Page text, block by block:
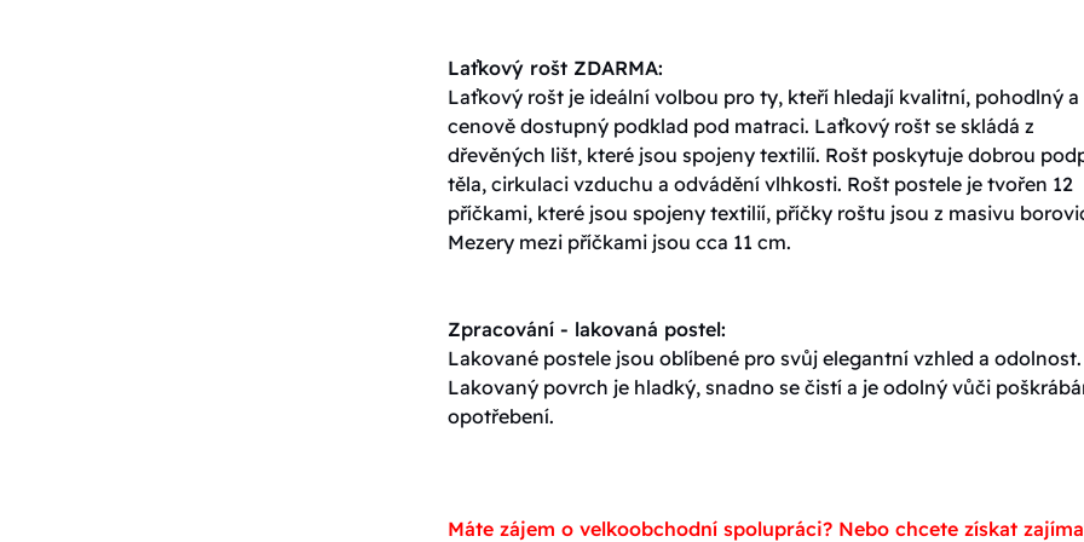
Laťkový rošt ZDARMA:
Laťkový rošt je ideální volbou pro ty, kteří hledají kvalitní, pohodlný a
cenově dostupný podklad pod matraci. Laťkový rošt se skládá z
dřevěných lišt, které jsou spojeny textilií. Rošt poskytuje dobrou
těla, cirkulaci vzduchu a odvádění vlhkosti. Rošt postele je tvořen 12
příčkami, které jsou spojeny textilií, příčky roštu jsou z masivu
Mezery mezi příčkami jsou cca 11 cm.
Zpracování - lakovaná postel:
Lakované postele jsou oblíbené pro svůj elegantní vzhled a odolnost.
Lakovaný povrch je hladký, snadno se čistí a je odolný vůči
opotřebení.
Máte zájem o velkoobchodní spolupráci? Nebo chcete získat